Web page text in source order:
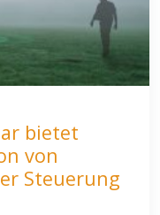
bietet
von
Steuerung